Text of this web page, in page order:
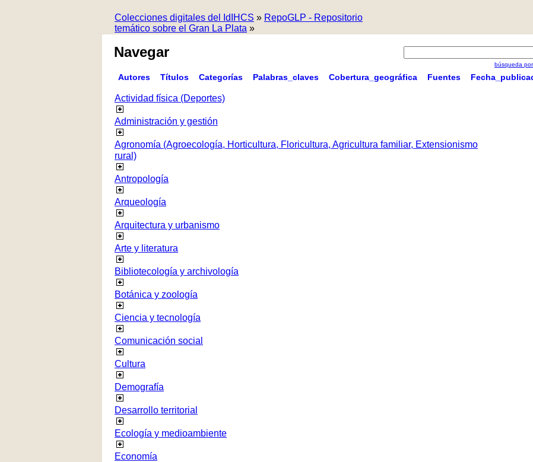
Colecciones digitales del IdIHCS » RepoGLP - Repositorio
temático sobre el Gran La Plata »
Navegar
búsqueda
Autores Títulos Categorías Palabras_claves Cobertura_geográfica Fuentes
Actividad física (Deportes)
Administración y gestión
Agronomía (Agroecología, Horticultura, Floricultura, Agricultura familiar, Extensionismo
rural)
Antropología
Arqueología
Arquitectura y urbanismo
Arte y literatura
Bibliotecología y archivología
Botánica y zoología
Ciencia y tecnología
Comunicación social
Cultura
Demografía
Desarrollo territorial
Ecología y medioambiente
Economía